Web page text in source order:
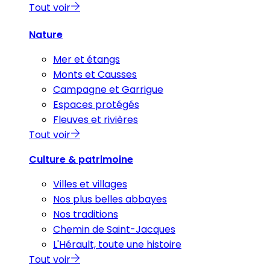
Tout voir
Nature
Mer et étangs
Monts et Causses
Campagne et Garrigue
Espaces protégés
Fleuves et rivières
Tout voir
Culture & patrimoine
Villes et villages
Nos plus belles abbayes
Nos traditions
Chemin de Saint-Jacques
L'Hérault, toute une histoire
Tout voir